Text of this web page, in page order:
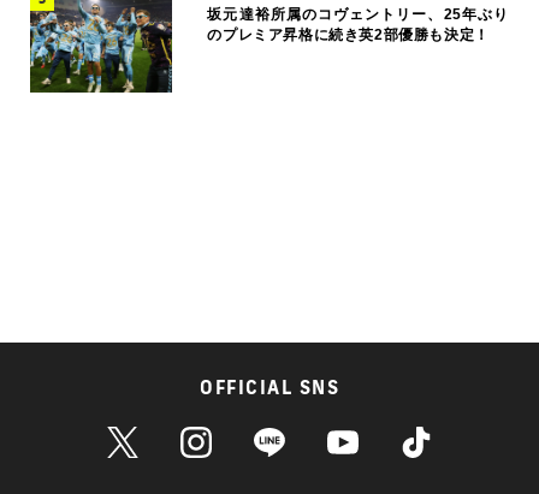
坂元達裕所属のコヴェントリー、25年ぶり
のプレミア昇格に続き英2部優勝も決定！
OFFICIAL SNS